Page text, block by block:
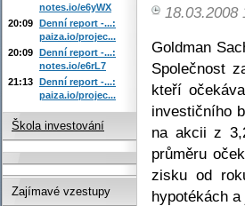
18.03.2008
Goldman
Společnost
kteří
investičního
na akcii z
průměru
zisku od
hypotékách
notes.io/e6yWX
20:09 Denní report -...:
paiza.io/projec...
20:09 Denní report -...:
notes.io/e6rL7
21:13 Denní report -...:
paiza.io/projec...
Škola investování
Zajímavé vzestupy